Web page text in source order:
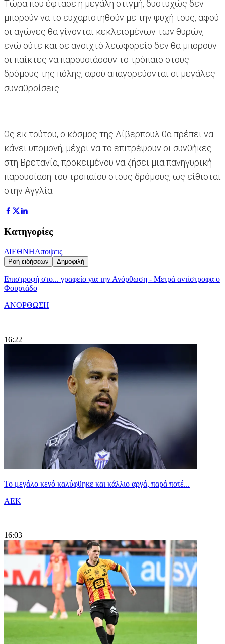
Τώρα που έφτασε η μεγάλη στιγμή, δυστυχώς δεν
μπορούν να το ευχαριστηθούν με την ψυχή τους, αφού
οι αγώνες θα γίνονται κεκλεισμένων των θυρών,
ενώ ούτε και σε ανοιχτό λεωφορείο δεν θα μπορούν
οι παίκτες να παρουσιάσουν το τρόπαιο στους
δρόμους της πόλης, αφού απαγορεύονται οι μεγάλες
συναθροίσεις.
Ως εκ τούτου, ο κόσμος της Λίβερπουλ θα πρέπει να
κάνει υπομονή, μέχρι να το επιτρέψουν οι συνθήκες
στη Βρετανία, προκειμένου να ζήσει μια πανηγυρική
παρουσίαση του τροπαίου στους δρόμους, ως είθισται
στην Αγγλία.
Κατηγορίες
ΔΙΕΘΝΗΑποψεις
Ροή ειδήσεων Δημοφιλή
Επιστροφή στο... γραφείο για την Ανόρθωση - Μετρά αντίστροφα ο
Φουρτάδο
ΑΝΟΡΘΩΣΗ
|
16:22
Το μεγάλο κενό καλύφθηκε και κάλλιο αργά, παρά ποτέ...
ΑΕΚ
|
16:03